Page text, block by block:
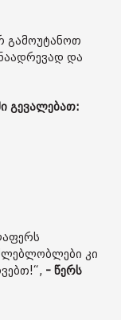
გამოუტანოთ
და
გევალებათ:
კი
- წერს